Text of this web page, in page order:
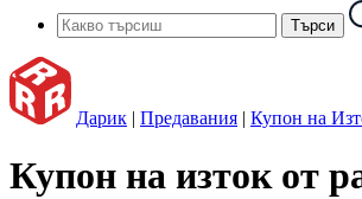
Дарик | Предавания | Купон на
Купон на изток от